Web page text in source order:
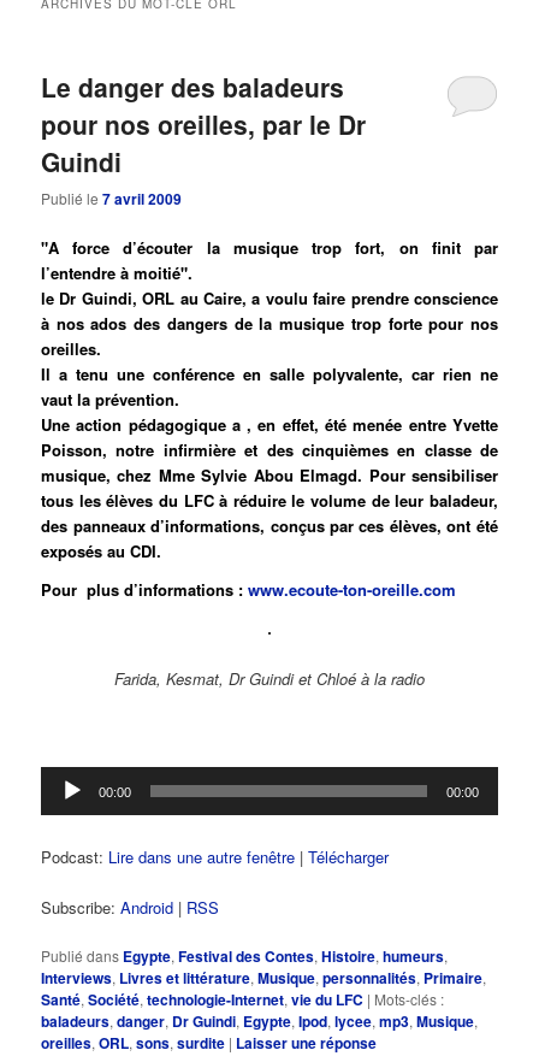
ARCHIVES DU MOT-CLÉORL
Le danger des baladeurs
pour nos oreilles, par le Dr
Guindi
Publié le7 avril 2009
"A force d’écouter la musique trop fort, on finit par
l’entendre à moitié".
le Dr Guindi, ORL au Caire, a voulu faire prendre conscience
à nos ados des dangers de la musique trop forte pour nos
oreilles.
Il a tenu une conférence en salle polyvalente, car rien ne
vaut la prévention.
Une action pédagogique a , en effet, été menée entre Yvette
Poisson, notre infirmière et des cinquièmes en classe de
musique, chez Mme Sylvie Abou Elmagd. Pour sensibiliser
tous les élèves du LFC à réduire le volume de leur baladeur,
des panneaux d’informations, conçus par ces élèves, ont été
exposés au CDI.
Pour plus d’informations :www.ecoute-ton-oreille.com
Farida, Kesmat, Dr Guindi et Chloé à la radio
Lecteur
audio
00:00 00:00
Podcast: Lire dans une autre fenêtre |Télécharger
Subscribe:Android | RSS
Publié dans Egypte,Festival des Contes,Histoire,humeurs,
Interviews, Livres et littérature,Musique,personnalités, Primaire,
Santé,Société,technologie-Internet,vie du LFC | Mots-clés :
baladeurs,danger, Dr Guindi, Egypte,Ipod,lycee,mp3,Musique,
oreilles,ORL,sons,surdite | Laisser une réponse